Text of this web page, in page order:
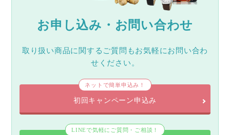
お申し込み・お問い合わせ
取り扱い商品に関するご質問もお気軽にお問い合わ
せください。
ネットで簡単申込み！
初回キャンペーン申込み
LINEで気軽にご質問・ご相談！